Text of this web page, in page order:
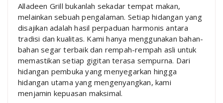
Alladeen Grill bukanlah sekadar tempat makan,
melainkan sebuah pengalaman. Setiap hidangan yang
disajikan adalah hasil perpaduan harmonis antara
tradisi dan kualitas. Kami hanya menggunakan bahan-
bahan segar terbaik dan rempah-rempah asli untuk
memastikan setiap gigitan terasa sempurna. Dari
hidangan pembuka yang menyegarkan hingga
hidangan utama yang mengenyangkan, kami
menjamin kepuasan maksimal.